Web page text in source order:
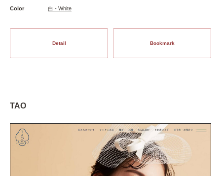
Color
白 - White
Detail Bookmark
TAO